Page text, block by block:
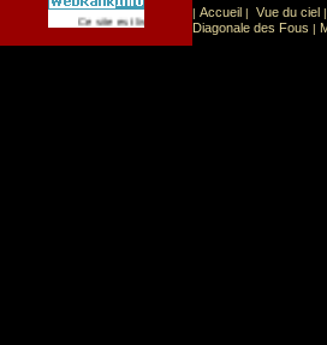
Ce site est list� dans la cat�gorie Sport:
| Accueil | Vue du ciel |
Diagonale des Fous |